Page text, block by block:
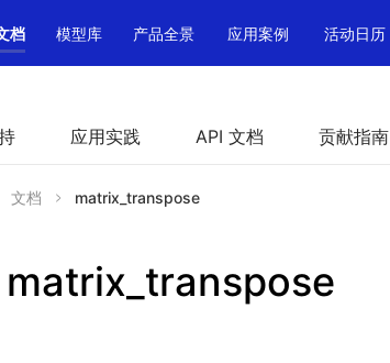
档 模型库 产品全景 应用案例 活动日历
应用实践 API 文档 贡献指南
文档 matrix_transpose
matrix_transpose